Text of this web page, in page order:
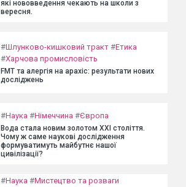
які нововведення чекають на школи з
вересня.
#Шлунково-кишковий тракт #Етика
#Харчова промисловість
FMT та алергія на арахіс: результати нових
досліджень
#Наука #Німеччина #Європа
Вода стала новим золотом XXI століття.
Чому ж саме наукові дослідження
формуватимуть майбутнє нашої
цивілізації?
#Наука #Мистецтво та розваги